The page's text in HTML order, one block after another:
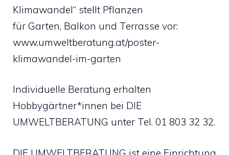
Klimawandel“ stellt Pflanzen
für Garten, Balkon und Terrasse vor:
www.umweltberatung.at/poster-
klimawandel-im-garten
Individuelle Beratung erhalten
Hobbygärtner*innen bei DIE
UMWELTBERATUNG unter Tel. 01 803 32 32.